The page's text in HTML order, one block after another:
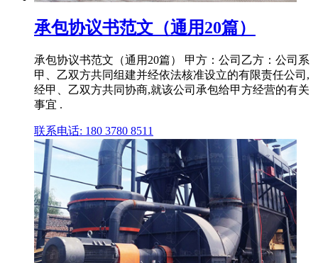
承包协议书范文（通用20篇）
承包协议书范文（通用20篇） 甲方：公司乙方：公司系
甲、乙双方共同组建并经依法核准设立的有限责任公司,
经甲、乙双方共同协商,就该公司承包给甲方经营的有关
事宜 .
联系电话: 180 3780 8511